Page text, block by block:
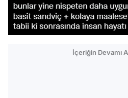
İçeriğin Devamı